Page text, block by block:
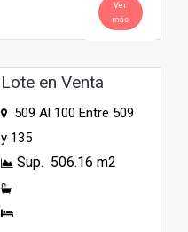
Ver
más
Lote en Venta
509 Al 100 Entre 509
y 135
Sup. 506.16 m2